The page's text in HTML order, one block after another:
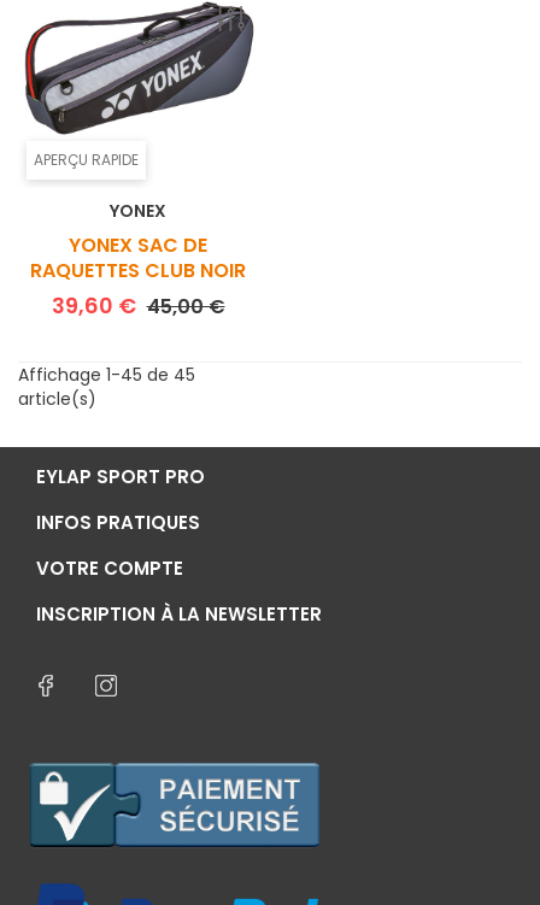
APERÇU RAPIDE
YONEX
YONEX SAC DE
RAQUETTES CLUB NOIR
39,60 € Prix de base
45,00 €Prix
Affichage 1-45 de 45
article(s)
EYLAP SPORT PRO
INFOS PRATIQUES
VOTRE COMPTE
INSCRIPTION À LA NEWSLETTER